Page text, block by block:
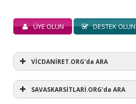
ÜYE OLUN DESTEK OLUN
VİCDANİRET.ORG'da ARA
SAVASKARSİTLARİ.ORG'da ARA